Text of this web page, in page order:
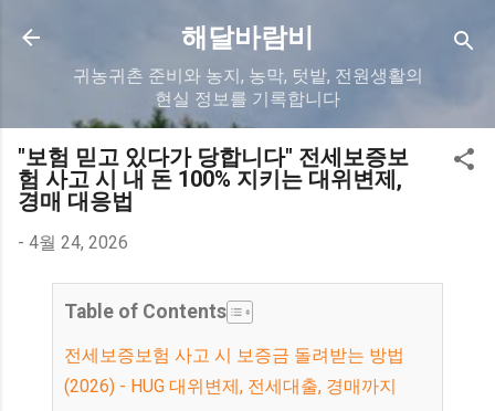
기본 콘텐츠로 건너뛰기
해달바람비
귀농귀촌 준비와 농지, 농막, 텃밭, 전원생활의
현실 정보를 기록합니다
"보험 믿고 있다가 당합니다" 전세보증보
험 사고 시 내 돈 100% 지키는 대위변제,
경매 대응법
- 4월 24, 2026
Table of Contents
전세보증보험 사고 시 보증금 돌려받는 방법
(2026) - HUG 대위변제, 전세대출, 경매까지